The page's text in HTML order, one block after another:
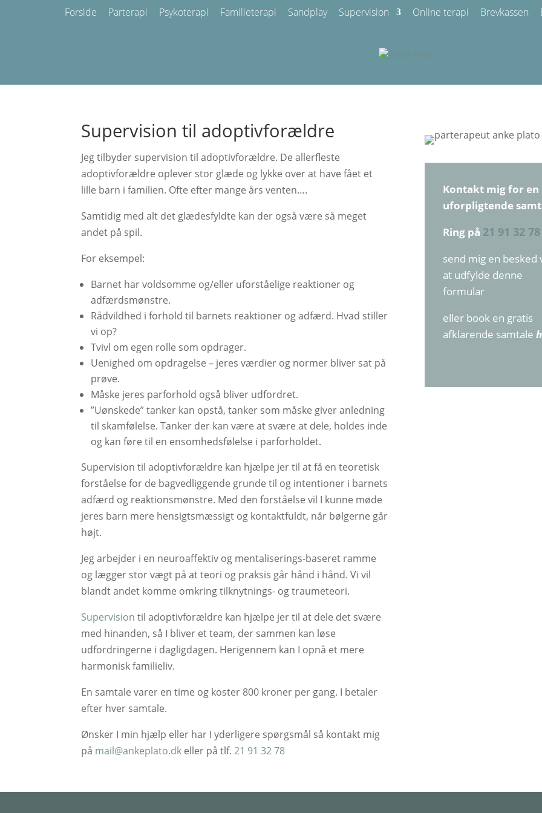
Forside Parterapi Psykoterapi Familieterapi Sandplay Supervision Online terapi Brevkassen
​Supervision til adoptivforældre
​Jeg tilbyder supervision til adoptivforældre. De allerfleste
adoptivforældre oplever stor glæde og lykke over at have fået et
lille barn i familien. Ofte efter mange års venten….
Samtidig med alt det glædesfyldte kan der også være så meget
andet på spil.
For eksempel:
Barnet har voldsomme og/eller uforståelige reaktioner og
adfærdsmønstre.
Rådvildhed i forhold til barnets reaktioner og adfærd. Hvad stiller
vi op?
Tvivl om egen rolle som opdrager.
Uenighed om opdragelse – jeres værdier og normer bliver sat på
prøve.
Måske jeres parforhold også bliver udfordret.
​”Uønskede” tanker kan opstå, tanker som måske giver anledning
til skamfølelse. Tanker der kan være at svære at dele, holdes inde
og kan føre til en ensomhedsfølelse i parforholdet.
Supervision til adoptivforældre kan hjælpe jer til at få en teoretisk
forståelse for de bagvedliggende grunde til og intentioner i barnets
adfærd og reaktionsmønstre. Med den forståelse vil I kunne møde
jeres barn mere hensigtsmæssigt og kontaktfuldt, når bølgerne går
højt.
Jeg arbejder i en neuroaffektiv og mentaliserings-baseret ramme
og lægger stor vægt på at teori og praksis går hånd i hånd. Vi vil
blandt andet komme omkring tilknytnings- og traumeteori.
Supervision til adoptivforældre kan hjælpe jer til at dele det svære
med hinanden, så I bliver et team, der sammen kan løse
udfordringerne i dagligdagen. Herigennem kan I opnå et mere
harmonisk familieliv.
En samtale varer en time og koster 800 kroner per gang. I betaler
efter hver samtale.
Ønsker I min hjælp eller har I yderligere spørgsmål så kontakt mig
på mail@ankeplato.dk eller på tlf.21 91 32 78
Kontakt​ mig for en
uforpligtende
Ring på 21 91 32 78
​send mig en besked
at udfylde denne
formular
eller book en gratis
afklarende samtale